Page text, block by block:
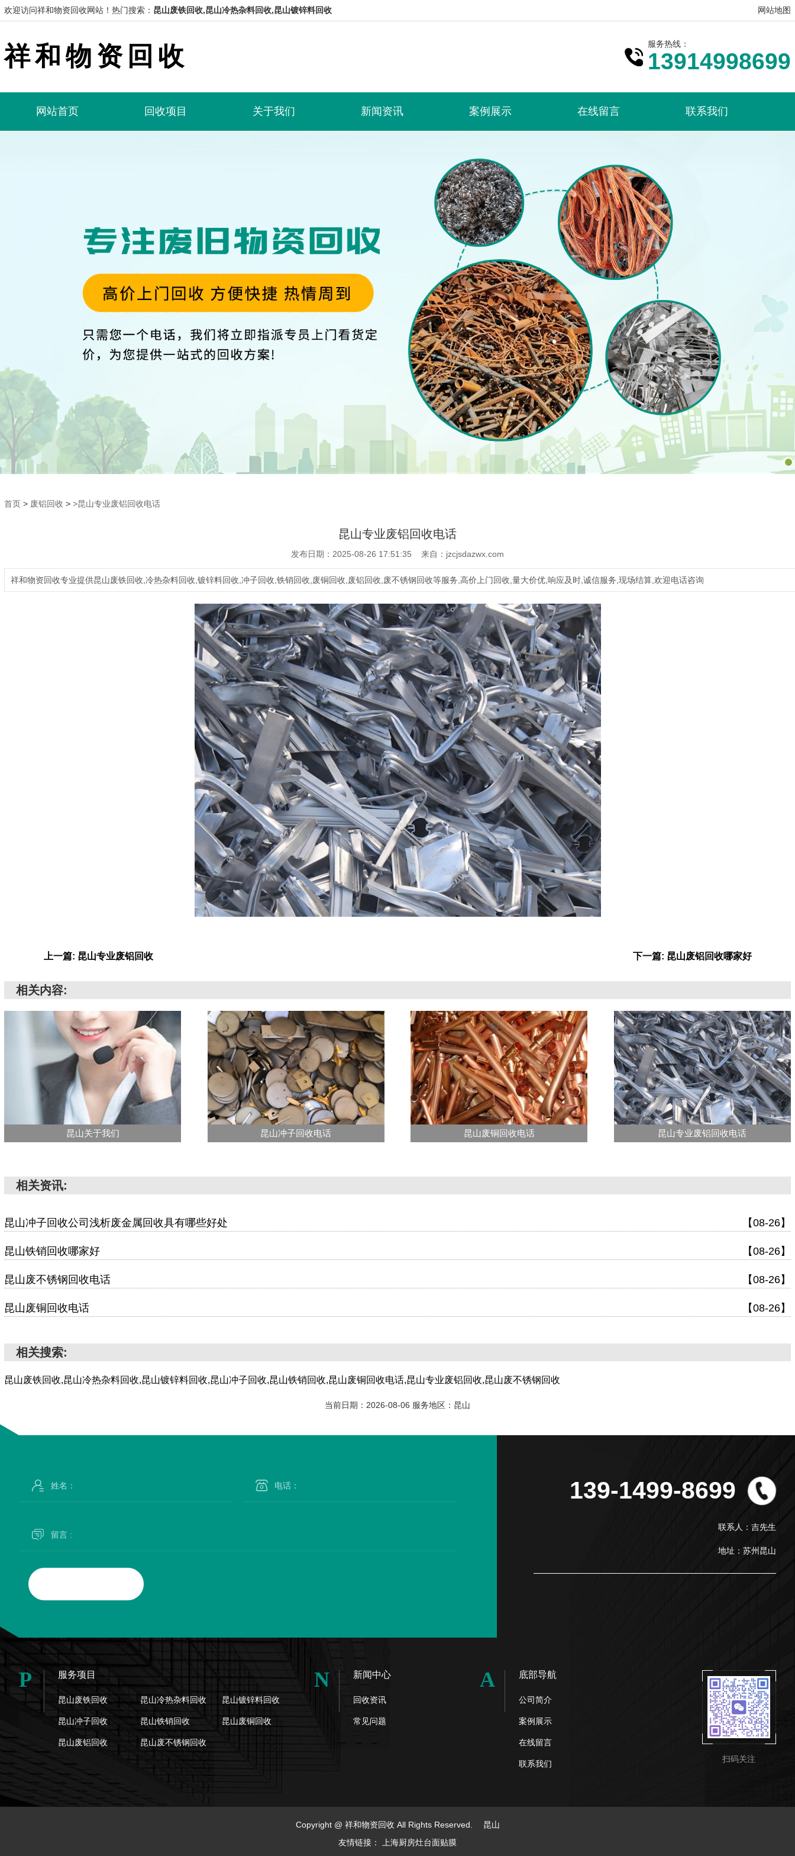
欢迎访问祥和物资回收网站！ 热门搜索： 昆山废铁回收,昆山冷热杂料回收,昆山镀锌料回收 网站地图
祥和物资回收 服务热线：
13914998699
网站首页 回收项目 关于我们 新闻资讯 案例展示 在线留言 联系我们
首页 > 废铝回收 > >昆山专业废铝回收电话
昆山专业废铝回收电话
发布日期：2025-08-26 17:51:35 来自：jzcjsdazwx.com
祥和物资回收专业提供昆山废铁回收,冷热杂料回收,镀锌料回收,冲子回收,铁销回收,废铜回收,废铝回收,废不锈钢回收等服务,高价上门回收,量大价优,响应及时,诚信服务,现场结算,欢迎电话咨询
上一篇: 昆山专业废铝回收 下一篇: 昆山废铝回收哪家好
相关内容:
昆山关于我们 昆山冲子回收电话 昆山废铜回收电话 昆山专业废铝回收电话
相关资讯:
昆山冲子回收公司浅析废金属回收具有哪些好处 【08-26】
昆山铁销回收哪家好 【08-26】
昆山废不锈钢回收电话 【08-26】
昆山废铜回收电话 【08-26】
相关搜索:
昆山废铁回收,昆山冷热杂料回收,昆山镀锌料回收,昆山冲子回收,昆山铁销回收,昆山废铜回收电话,昆山专业废铝回收,昆山废不锈钢回收
当前日期：2026-08-06 服务地区：昆山
139-1499-8699
联系人：吉先生
地址：苏州昆山
服务项目
P
昆山废铁回收 昆山冷热杂料回收 昆山镀锌料回收
昆山冲子回收 昆山铁销回收 昆山废铜回收
昆山废铝回收 昆山废不锈钢回收
新闻中心
N
回收资讯
常见问题
底部导航
A
公司简介
案例展示
在线留言
联系我们 扫码关注
Copyright @ 祥和物资回收 All Rights Reserved. 昆山
友情链接：
上海厨房灶台面贴膜